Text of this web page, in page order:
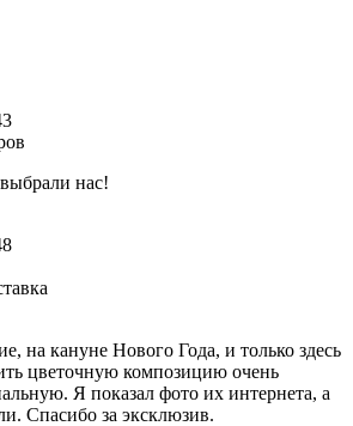
нас!
на кануне Нового Года, и только здесь
цветочную композицию очень
Я показал фото их интернета, а
Спасибо за эксклюзив.